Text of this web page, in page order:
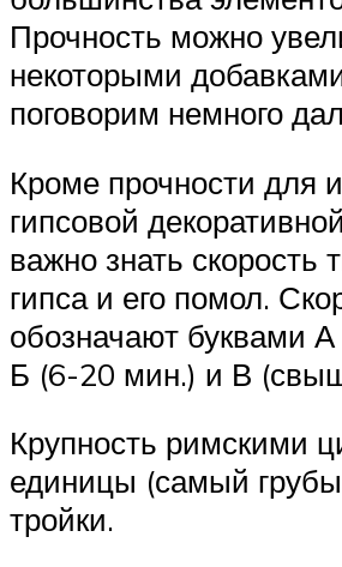
Прочность можно
некоторыми
поговорим немного
Кроме прочности для
гипсовой
важно знать скорость
гипса и его помол.
обозначают буквами
Б (6-20 мин.) и В
Крупность римскими
единицы (самый
тройки.